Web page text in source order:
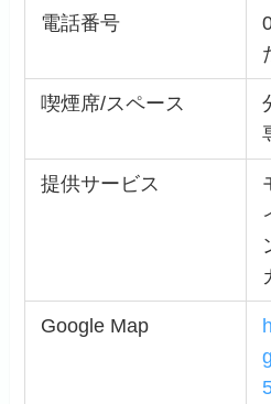
電話番号
喫煙席/スペース
提供サービス
Google Map